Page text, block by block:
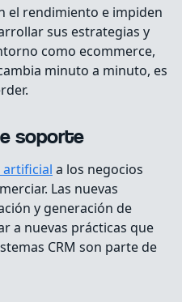
el rendimiento e impiden
sus estrategias y
como ecommerce,
minuto a minuto, es
soporte
artificial a los negocios
Las nuevas
y generación de
a nuevas prácticas que
CRM son parte de